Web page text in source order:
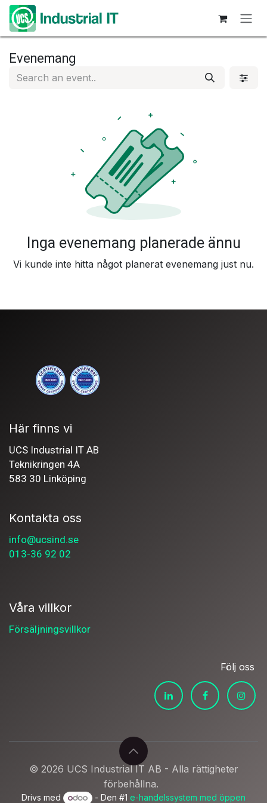
Hoppa till innehåll
Evenemang
Inga evenemang planerade ännu
Vi kunde inte hitta något planerat evenemang just nu.
Här finns vi
UCS Industrial IT AB
Teknikringen 4A
583 30 Linköping
Kontakta oss
info@ucsind.se
013-36 92 02
Våra villkor
Försäljningsvillkor
Följ oss
© 2026 UCS Industrial IT AB - Alla rättigheter
förbehållna.
Drivs med - Den #1 e-handelssystem med öppen